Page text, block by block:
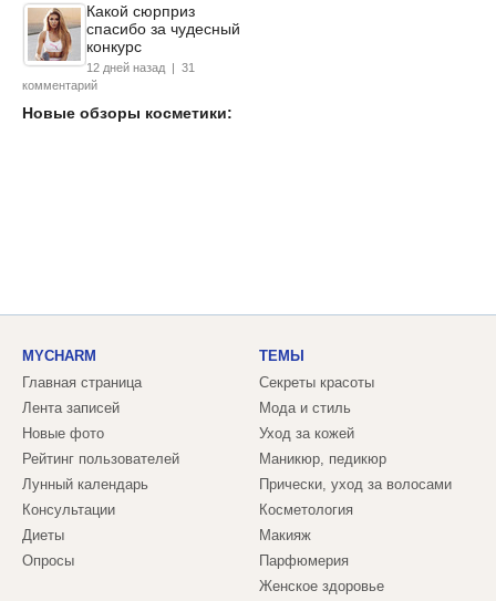
Какой сюрприз
спасибо за чудесный
конкурс
12 дней назад | 31
комментарий
Новые обзоры косметики:
MYCHARM
Главная страница
Лента записей
Новые фото
Рейтинг пользователей
Лунный календарь
Консультации
Диеты
Опросы
ТЕМЫ
Секреты красоты
Мода и стиль
Уход за кожей
Маникюр, педикюр
Прически, уход за волосами
Косметология
Макияж
Парфюмерия
Женское здоровье